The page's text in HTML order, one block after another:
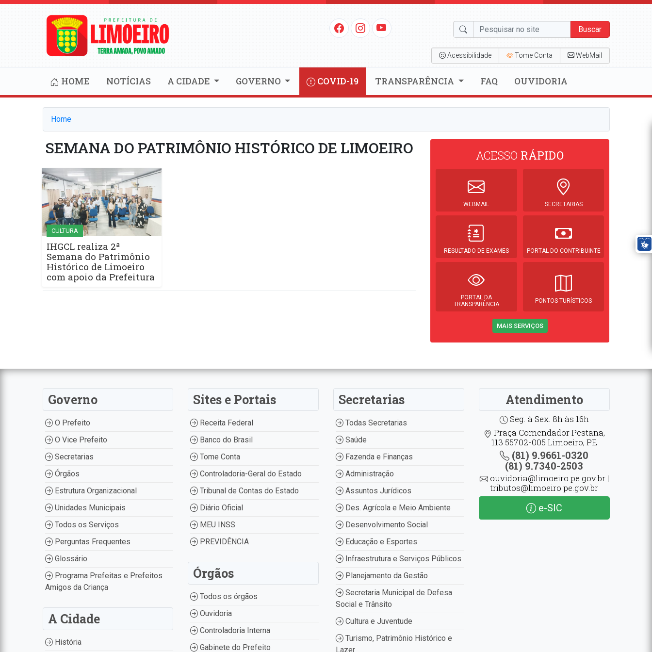
Buscar
Acessibilidade Tome Conta WebMail
HOME NOTÍCIAS A CIDADE GOVERNO COVID-19 TRANSPARÊNCIA FAQ OUVIDORIA
Home
SEMANA DO PATRIMÔNIO HISTÓRICO DE LIMOEIRO
CULTURA
IHGCL realiza 2ª
Semana do Patrimônio
Histórico de Limoeiro
com apoio da Prefeitura
ACESSO RÁPIDO
WEBMAIL SECRETARIAS
RESULTADO DE EXAMES PORTAL DO CONTRIBUINTE
PORTAL DA
TRANSPARÊNCIA
PONTOS TURÍSTICOS
MAIS SERVIÇOS
Governo
O Prefeito
O Vice Prefeito
Secretarias
Órgãos
Estrutura Organizacional
Unidades Municipais
Todos os Serviços
Perguntas Frequentes
Glossário
Programa Prefeitas e Prefeitos
Amigos da Criança
A Cidade
História
Sites e Portais
Receita Federal
Banco do Brasil
Tome Conta
Controladoria-Geral do Estado
Tribunal de Contas do Estado
Diário Oficial
MEU INSS
PREVIDÊNCIA
Órgãos
Todos os órgãos
Ouvidoria
Controladoria Interna
Gabinete do Prefeito
Secretarias
Todas Secretarias
Saúde
Fazenda e Finanças
Administração
Assuntos Jurídicos
Des. Agrícola e Meio Ambiente
Desenvolvimento Social
Educação e Esportes
Infraestrutura e Serviços Públicos
Planejamento da Gestão
Secretaria Municipal de Defesa
Social e Trânsito
Cultura e Juventude
Turismo, Patrimônio Histórico e
Lazer
Atendimento
Seg. à Sex. 8h às 16h
Praça Comendador Pestana,
113 55702-005 Limoeiro, PE
(81) 9.9661-0320
(81) 9.7340-2503
ouvidoria@limoeiro.pe.gov.br |
tributos@limoeiro.pe.gov.br
e-SIC